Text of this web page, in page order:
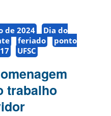
de 2024
Dia do
feriado
ponto
UFSC
trabalho